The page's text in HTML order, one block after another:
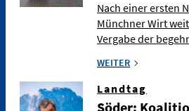
Nach einer ersten
Münchner Wirt
Vergabe der
WEITER
Landtag
Söder: